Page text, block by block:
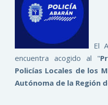
El
encuentra acogido al "
Policías Locales de los
Autónoma de la Región